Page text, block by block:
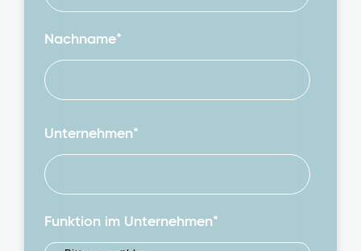
Nachname*
Unternehmen*
Funktion im Unternehmen*